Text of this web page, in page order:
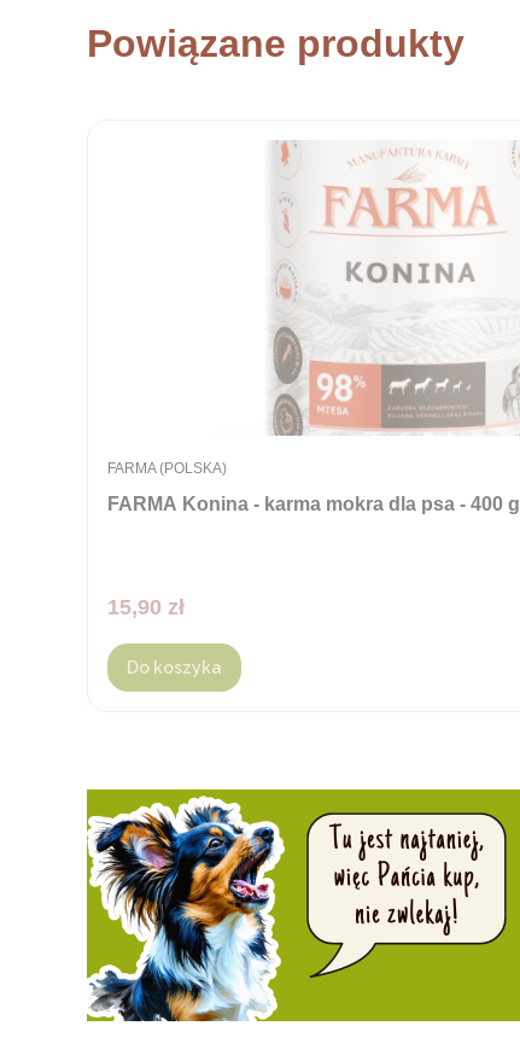
Powiązane produkty
FARMA Konina - karma mokra dla psa - 400 g
PRODUCENT
FARMA (POLSKA)
Cena
15,90 zł
Do koszyka